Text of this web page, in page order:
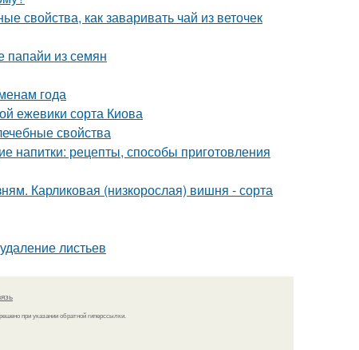
свойства, как заваривать чай из веточек
из семян
года
ежевики сорта Киова
свойства
напитки: рецепты, способы приготовления
Карликовая (низкорослая) вишня - сорта
листьев
при указании обратной гиперссылки.